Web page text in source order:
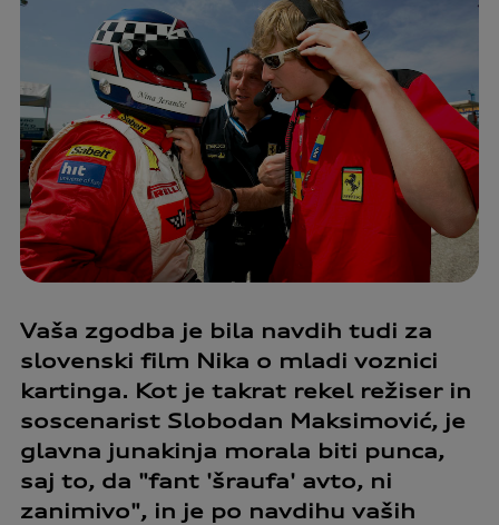
Vaša zgodba je bila navdih tudi za
slovenski film Nika o mladi voznici
kartinga. Kot je takrat rekel režiser in
soscenarist Slobodan Maksimović, je
glavna junakinja morala biti punca,
saj to, da "fant 'šraufa' avto, ni
zanimivo", in je po navdihu vaših